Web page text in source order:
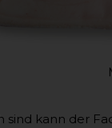
kann der